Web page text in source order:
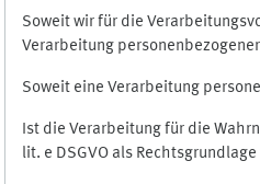
Soweit wir für die
Verarbeitung
Soweit eine Verarbeitung
Ist die Verarbeitung für die
lit. e DSGVO als